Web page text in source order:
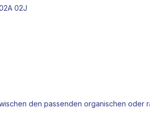
02J
den passenden organischen oder